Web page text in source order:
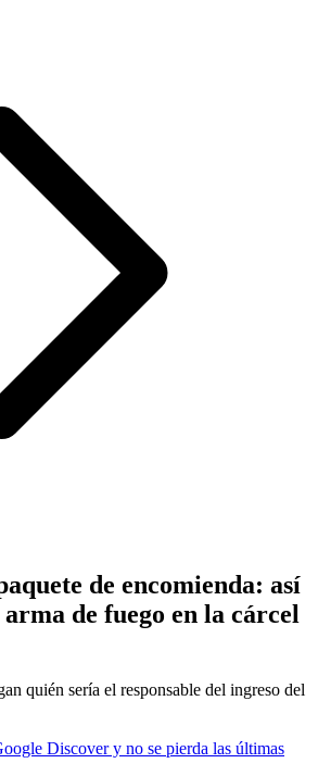
de encomienda: así
de fuego en la cárcel
quién sería el responsable del ingreso del
Discover y no se pierda las últimas